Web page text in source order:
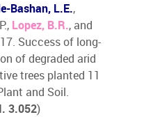
Bashan, L.E.,
Lopez, B.R., and
Success of long-
of degraded arid
trees planted 11
and Soil.
3.052)